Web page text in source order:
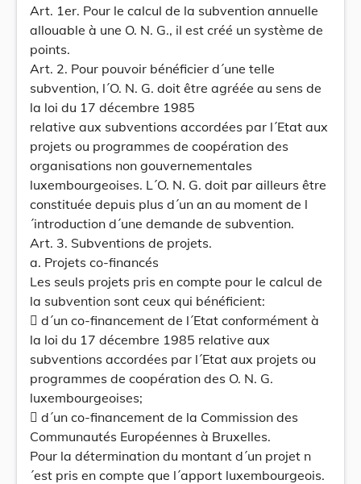
Art. 1er. Pour le calcul de la subvention annuelle
allouable à une O. N. G., il est créé un système de
points.
Art. 2. Pour pouvoir bénéficier d´une telle
subvention, l´O. N. G. doit être agréée au sens de
la loi du 17 décembre 1985
relative aux subventions accordées par l´Etat aux
projets ou programmes de coopération des
organisations non gouvernementales
luxembourgeoises. L´O. N. G. doit par ailleurs être
constituée depuis plus d´un an au moment de l
´introduction d´une demande de subvention.
Art. 3. Subventions de projets.
a. Projets co-financés
Les seuls projets pris en compte pour le calcul de
la subvention sont ceux qui bénéficient:
 d´un co-financement de l´Etat conformément à
la loi du 17 décembre 1985 relative aux
subventions accordées par l´Etat aux projets ou
programmes de coopération des O. N. G.
luxembourgeoises;
 d´un co-financement de la Commission des
Communautés Européennes à Bruxelles.
Pour la détermination du montant d´un projet n
´est pris en compte que l´apport luxembourgeois.